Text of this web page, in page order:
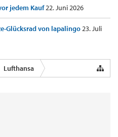
jedem Kauf22. Juni 2026
Glücksrad von lapalingo23. Juli
Lufthansa